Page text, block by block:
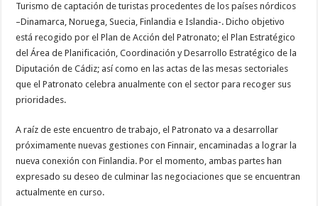
Turismo de captación de turistas procedentes de los países nórdicos
–Dinamarca, Noruega, Suecia, Finlandia e Islandia-. Dicho objetivo
está recogido por el Plan de Acción del Patronato; el Plan Estratégico
del Área de Planificación, Coordinación y Desarrollo Estratégico de la
Diputación de Cádiz; así como en las actas de las mesas sectoriales
que el Patronato celebra anualmente con el sector para recoger sus
prioridades.
A raíz de este encuentro de trabajo, el Patronato va a desarrollar
próximamente nuevas gestiones con Finnair, encaminadas a lograr la
nueva conexión con Finlandia. Por el momento, ambas partes han
expresado su deseo de culminar las negociaciones que se encuentran
actualmente en curso.